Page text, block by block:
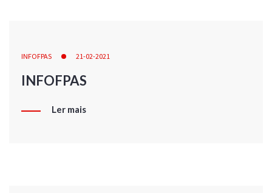
INFOFPAS 21-02-2021
INFOFPAS
Ler mais